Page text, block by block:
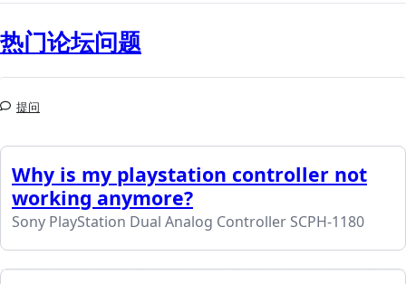
热门论坛问题
提问
Why is my playstation controller not
working anymore?
Sony PlayStation Dual Analog Controller SCPH-1180